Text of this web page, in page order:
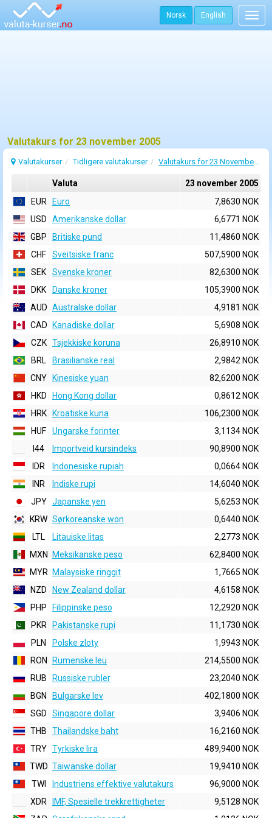
Norsk English
Valutakurs for 23 november 2005
Valutakurser Tidligere valutakurser Valutakurs for 23 November 2005
Valuta
23 november 2005
EUR
Euro
7,8630 NOK
USD
Amerikanske dollar
6,6771 NOK
GBP
Britiske pund
11,4860 NOK
CHF
Sveitsiske franc
507,5900 NOK
SEK
Svenske kroner
82,6300 NOK
DKK
Danske kroner
105,3900 NOK
AUD Australske dollar
4,9181 NOK
CAD
Kanadiske dollar
5,6908 NOK
CZK Tsjekkiske koruna
26,8910 NOK
BRL
Brasilianske real
2,9842 NOK
CNY
Kinesiske yuan
82,6200 NOK
HKD
Hong Kong dollar
0,8612 NOK
HRK
Kroatiske kuna
106,2300 NOK
HUF
Ungarske forinter
3,1134 NOK
I44
Importveid kursindeks
90,8900 NOK
IDR
Indonesiske rupiah
0,0664 NOK
INR
Indiske rupi
14,6040 NOK
JPY Japanske yen
5,6253 NOK
KRW Sørkoreanske won
0,6440 NOK
LTL
Litauiske litas
2,2773 NOK
MXN
Meksikanske peso
62,8400 NOK
MYR
Malaysiske ringgit
1,7665 NOK
NZD
New Zealand dollar
4,6158 NOK
PHP
Filippinske peso
12,2920 NOK
PKR
Pakistanske rupi
11,1730 NOK
PLN
Polske zloty
1,9943 NOK
RON
Rumenske leu
214,5500 NOK
RUB
Russiske rubler
23,2040 NOK
BGN
Bulgarske lev
402,1800 NOK
SGD
Singapore dollar
3,9406 NOK
THB
Thailandske baht
16,2160 NOK
TRY Tyrkiske lira
489,9400 NOK
TWD Taiwanske dollar
19,9410 NOK
TWI
Industriens effektive valutakurs
96,9000 NOK
XDR
IMF, Spesielle trekkrettigheter
9,5128 NOK